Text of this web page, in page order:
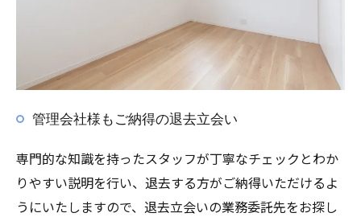
管理会社様もご納得の退去立会い
専門的な知識を持ったスタッフが丁寧なチェックとわか
りやすい説明を行い、退去する方がご納得いただけるよ
うにいたしますので、退去立会いの業務委託先をお探し